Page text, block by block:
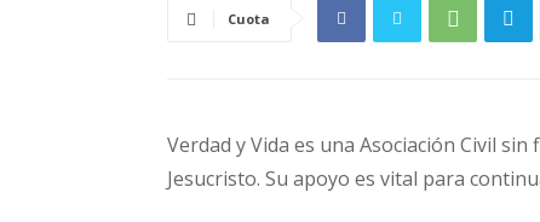
Cuota
Verdad y Vida es una Asociación Civil
Jesucristo. Su apoyo es vital para